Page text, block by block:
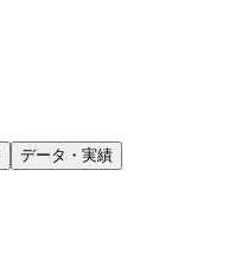
データ・実績